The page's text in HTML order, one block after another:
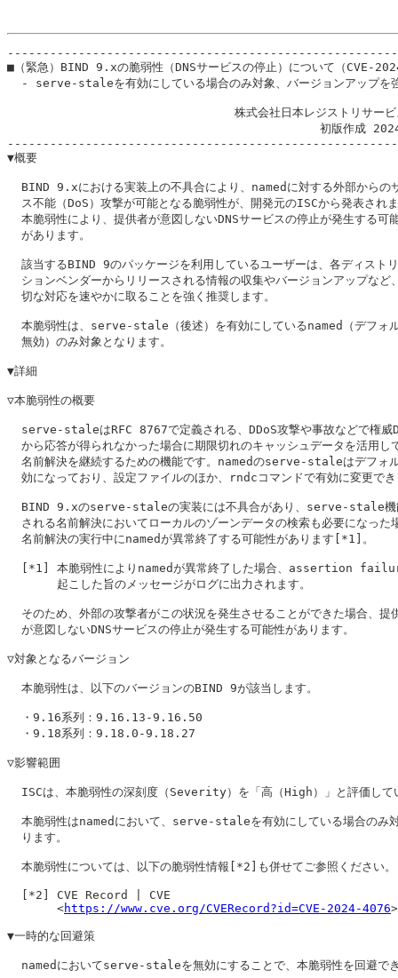
■（緊急）BIND 9.xの脆弱性（DNSサービスの停止）について（CVE-
- serve-staleを有効にしている場合のみ対象、バージョンアップを
株式会社日本レジストリサー
初版作成
▼概要
BIND 9.xにおける実装上の不具合により、namedに対する外部からの
ス不能（DoS）攻撃が可能となる脆弱性が、開発元のISCから発表され
本脆弱性により、提供者が意図しないDNSサービスの停止が発生する可
  があります。
該当するBIND 9のパッケージを利用しているユーザーは、各ディスト
ションベンダーからリリースされる情報の収集やバージョンアップなど
  切な対応を速やかに取ることを強く推奨します。
本脆弱性は、serve-stale（後述）を有効にしているnamed（デフォ
  無効）のみ対象となります。
▼詳細
▽本脆弱性の概要
serve-staleはRFC 8767で定義される、DDoS攻撃や事故などで権威
から応答が得られなかった場合に期限切れのキャッシュデータを活用し
名前解決を継続するための機能です。namedのserve-staleはデフォ
効になっており、設定ファイルのほか、rndcコマンドで有効に変更で
BIND 9.xのserve-staleの実装には不具合があり、serve-stale機
される名前解決においてローカルのゾーンデータの検索も必要になった
  名前解決の実行中にnamedが異常終了する可能性があります[*1]。
[*1] 本脆弱性によりnamedが異常終了した場合、assertion
       起こした旨のメッセージがログに出力されます。
そのため、外部の攻撃者がこの状況を発生させることができた場合、提
  が意図しないDNSサービスの停止が発生する可能性があります。
▽対象となるバージョン
  本脆弱性は、以下のバージョンのBIND 9が該当します。
  ・9.16系列：9.16.13-9.16.50
  ・9.18系列：9.18.0-9.18.27
▽影響範囲
ISCは、本脆弱性の深刻度（Severity）を「高（High）」と評価して
本脆弱性はnamedにおいて、serve-staleを有効にしている場合のみ
  ります。
  本脆弱性については、以下の脆弱性情報[*2]も併せてご参照ください。
  [*2] CVE Record | CVE
       <
https://www.cve.org/CVERecord?id=CVE-2024-4076>
▼一時的な回避策
namedにおいてserve-staleを無効にすることで、本脆弱性を回避で